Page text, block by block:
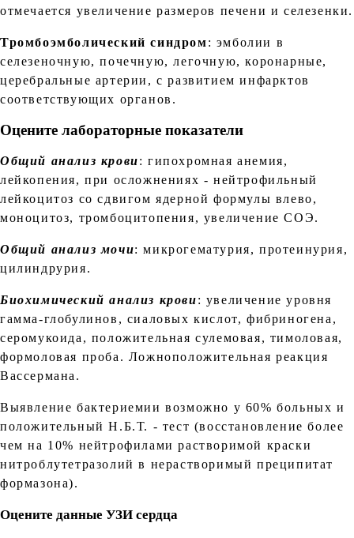
отмечается увеличение размеров печени и селезенки.
Тромбоэмболический синдром: эмболии в
селезеночную, почечную, легочную, коронарные,
церебральные артерии, с развитием инфарктов
соответствующих органов.
Оцените лабораторные показатели
Общий анализ крови: гипохромная анемия,
лейкопения, при осложнениях - нейтрофильный
лейкоцитоз со сдвигом ядерной формулы влево,
моноцитоз, тромбоцитопения, увеличение СОЭ.
Общий анализ мочи: микрогематурия, протеинурия,
цилиндрурия.
Биохимический анализ крови: увеличение уровня
гамма-глобулинов, сиаловых кислот, фибриногена,
серомукоида, положительная сулемовая, тимоловая,
формоловая проба. Ложноположительная реакция
Вассермана.
Выявление бактериемии возможно у 60% больных и
положительный Н.Б.Т. - тест (восстановление более
чем на 10% нейтрофилами растворимой краски
нитроблутетразолий в нерастворимый преципитат
формазона).
Оцените данные УЗИ сердца